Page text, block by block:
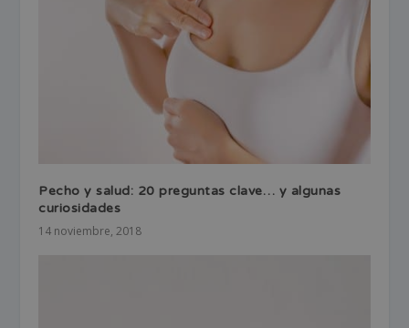
Pecho y salud: 20 preguntas clave… y algunas
curiosidades
14 noviembre, 2018